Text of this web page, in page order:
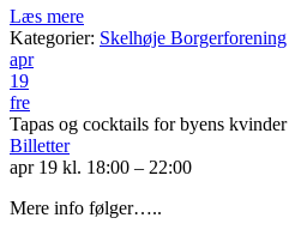
Læs mere
Kategorier: Skelhøje Borgerforening
apr
19
fre
Tapas og cocktails for byens kvinder
Billetter
apr 19 kl. 18:00 – 22:00
Mere info følger…..